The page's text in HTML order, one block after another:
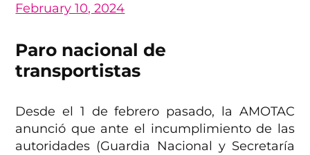
February 10, 2024
Paro nacional de
transportistas
Desde el 1 de febrero pasado, la AMOTAC
anunció que ante el incumplimiento de las
autoridades (Guardia Nacional y Secretaría